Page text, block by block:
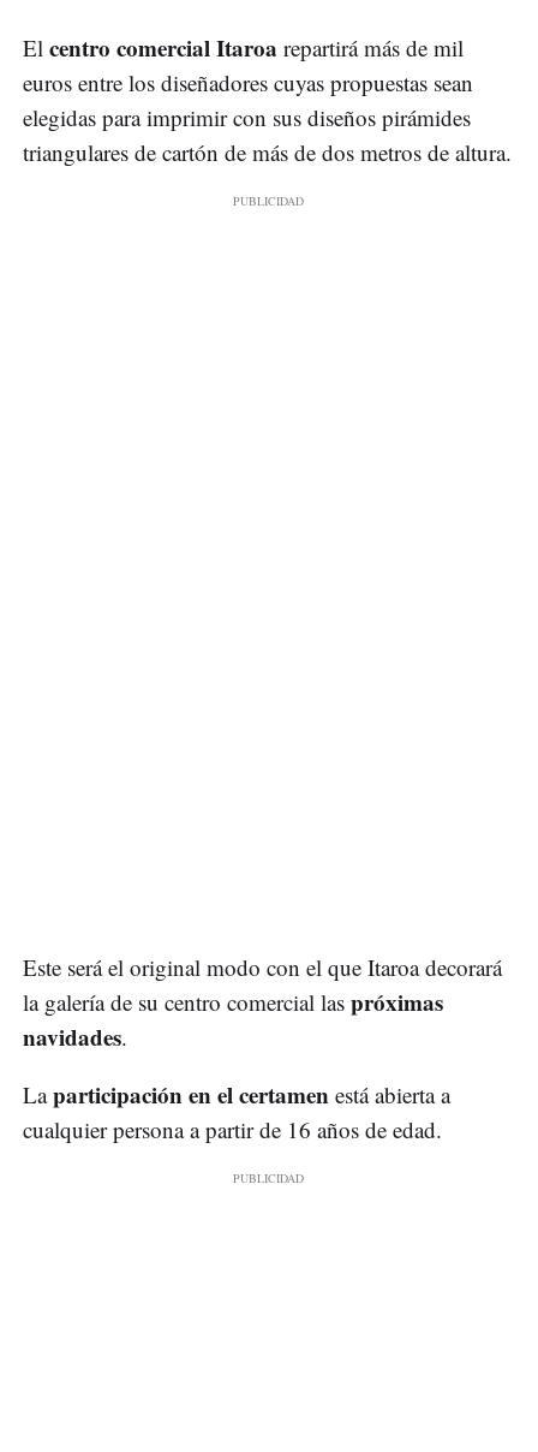
El centro comercial Itaroa repartirá más de mil
euros entre los diseñadores cuyas propuestas sean
elegidas para imprimir con sus diseños pirámides
triangulares de cartón de más de dos metros de altura.
Este será el original modo con el que Itaroa decorará
la galería de su centro comercial las próximas
navidades.
Laparticipación en el certamen está abierta a
cualquier persona a partir de 16 años de edad.